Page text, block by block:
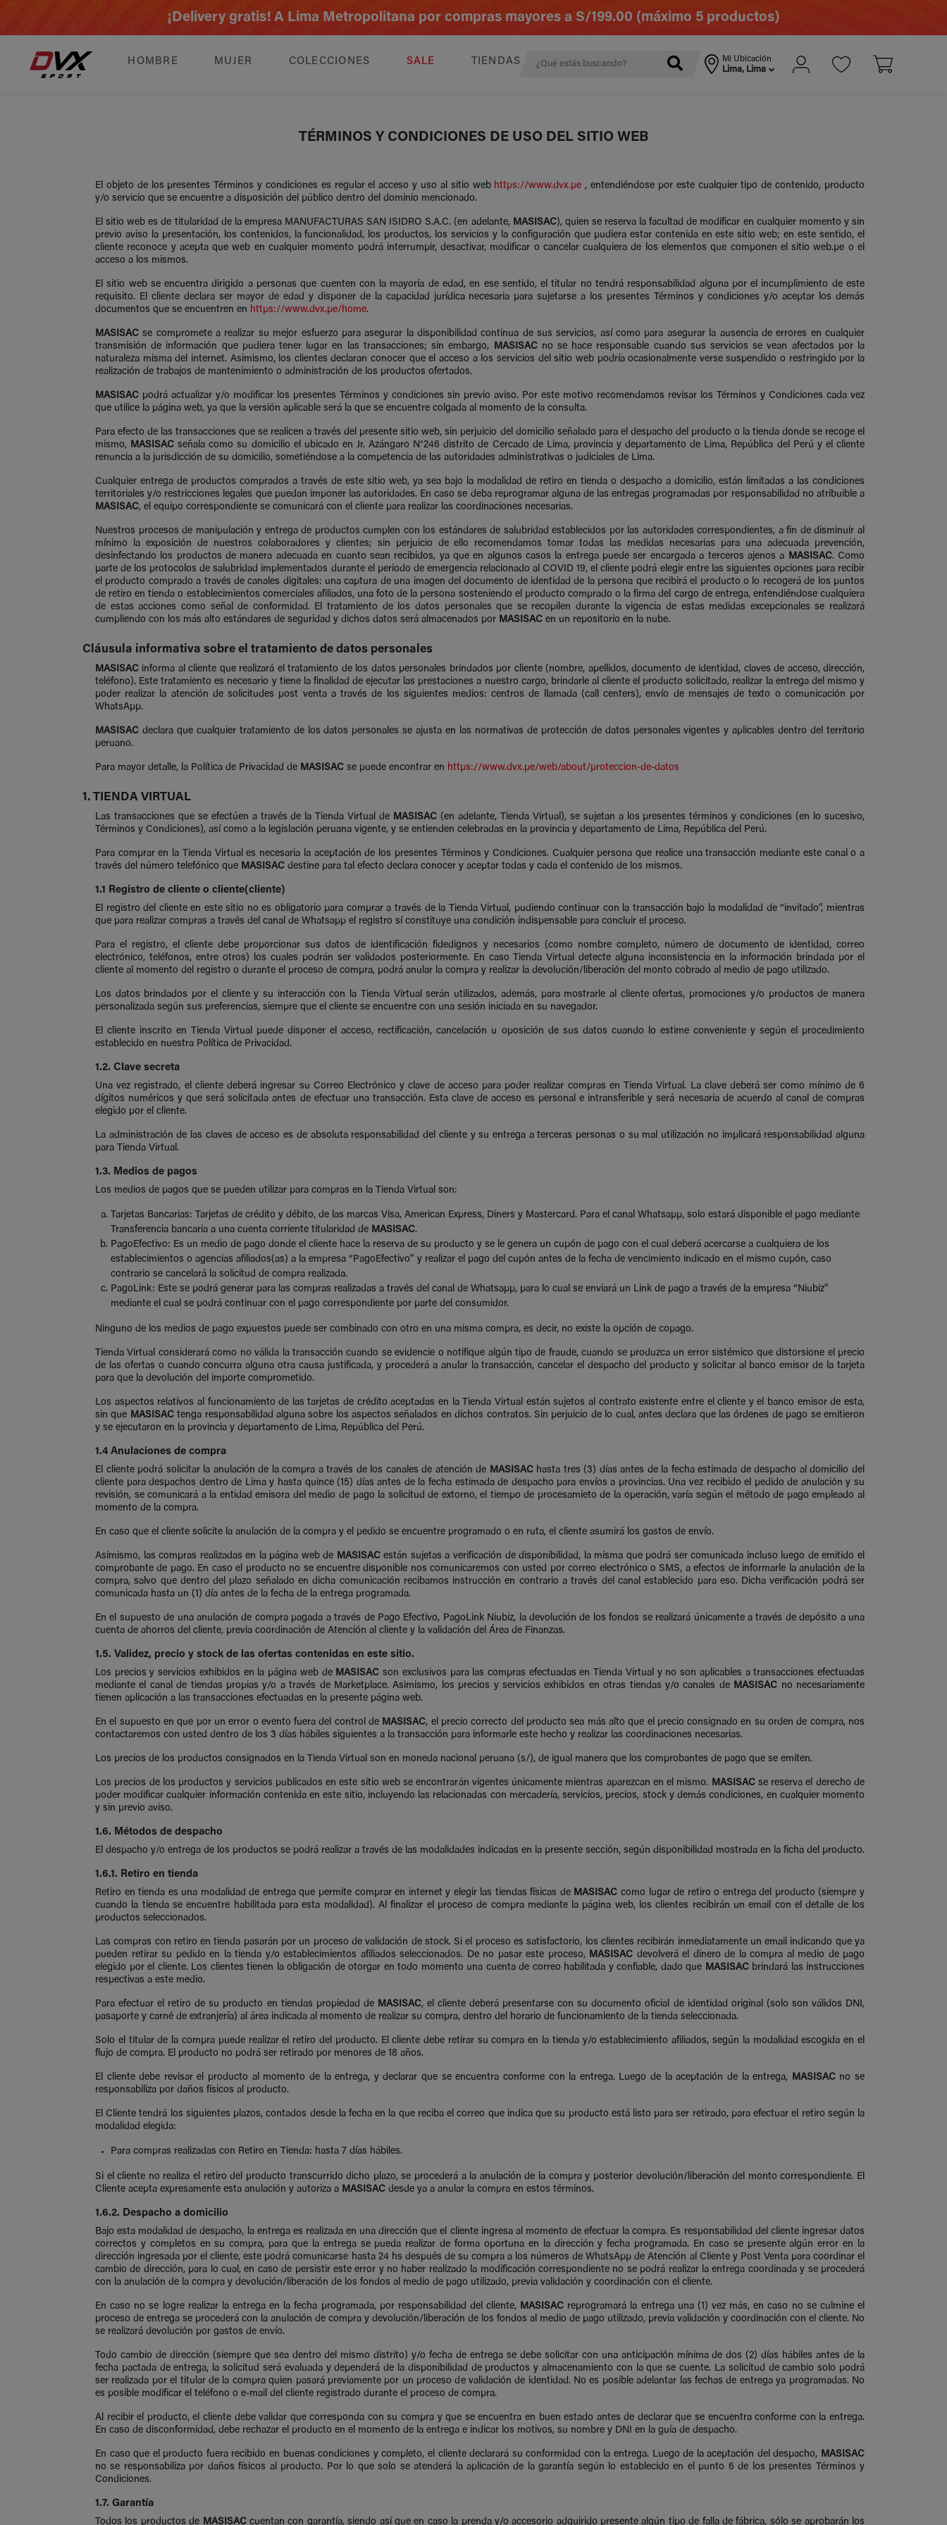
¡Delivery gratis! A Lima Metropolitana por compras mayores a S/199.00 (máximo 5 productos)
HOMBRE MUJER COLECCIONES SALE TIENDAS Mi Ubicación
Lima, Lima
TÉRMINOS Y CONDICIONES DE USO DEL SITIO WEB
El objeto de los presentes Términos y condiciones es regular el acceso y uso al sitio web https://www.dvx.pe , entendiéndose por este cualquier tipo de contenido, producto
y/o servicio que se encuentre a disposición del público dentro del dominio mencionado.
El sitio web es de titularidad de la empresa MANUFACTURAS SAN ISIDRO S.A.C. (en adelante, MASISAC), quien se reserva la facultad de modificar en cualquier momento y sin
previo aviso la presentación, los contenidos, la funcionalidad, los productos, los servicios y la configuración que pudiera estar contenida en este sitio web; en este sentido, el
cliente reconoce y acepta que web en cualquier momento podrá interrumpir, desactivar, modificar o cancelar cualquiera de los elementos que componen el sitio web.pe o el
acceso a los mismos.
El sitio web se encuentra dirigido a personas que cuenten con la mayoría de edad, en ese sentido, el titular no tendrá responsabilidad alguna por el incumplimiento de este
requisito. El cliente declara ser mayor de edad y disponer de la capacidad jurídica necesaria para sujetarse a los presentes Términos y condiciones y/o aceptar los demás
documentos que se encuentren en https://www.dvx.pe/home.
MASISAC se compromete a realizar su mejor esfuerzo para asegurar la disponibilidad continua de sus servicios, así como para asegurar la ausencia de errores en cualquier
transmisión de información que pudiera tener lugar en las transacciones; sin embargo, MASISACno se hace responsable cuando sus servicios se vean afectados por la
naturaleza misma del internet. Asimismo, los clientes declaran conocer que el acceso a los servicios del sitio web podría ocasionalmente verse suspendido o restringido por la
realización de trabajos de mantenimiento o administración de los productos ofertados.
MASISAC podrá actualizar y/o modificar los presentes Términos y condiciones sin previo aviso. Por este motivo recomendamos revisar los Términos y Condiciones cada vez
que utilice la página web, ya que la versión aplicable será la que se encuentre colgada al momento de la consulta.
Para efecto de las transacciones que se realicen a través del presente sitio web, sin perjuicio del domicilio señalado para el despacho del producto o la tienda donde se recoge el
mismo, MASISAC señala como su domicilio el ubicado en Jr. Azángaro N°246 distrito de Cercado de Lima, provincia y departamento de Lima, República del Perú y el cliente
renuncia a la jurisdicción de su domicilio, sometiéndose a la competencia de las autoridades administrativas o judiciales de Lima.
Cualquier entrega de productos comprados a través de este sitio web, ya sea bajo la modalidad de retiro en tienda o despacho a domicilio, están limitadas a las condiciones
territoriales y/o restricciones legales que puedan imponer las autoridades. En caso se deba reprogramar alguna de las entregas programadas por responsabilidad no atribuible a
MASISAC, el equipo correspondiente se comunicará con el cliente para realizar las coordinaciones necesarias.
Nuestros procesos de manipulación y entrega de productos cumplen con los estándares de salubridad establecidos por las autoridades correspondientes, a fin de disminuir al
mínimo la exposición de nuestros colaboradores y clientes; sin perjuicio de ello recomendamos tomar todas las medidas necesarias para una adecuada prevención,
desinfectando los productos de manera adecuada en cuanto sean recibidos, ya que en algunos casos la entrega puede ser encargada a terceros ajenos a MASISAC. Como
parte de los protocolos de salubridad implementados durante el periodo de emergencia relacionado al COVID 19, el cliente podrá elegir entre las siguientes opciones para recibir
el producto comprado a través de canales digitales: una captura de una imagen del documento de identidad de la persona que recibirá el producto o lo recogerá de los puntos
de retiro en tienda o establecimientos comerciales afiliados, una foto de la persona sosteniendo el producto comprado o la firma del cargo de entrega, entendiéndose cualquiera
de estas acciones como señal de conformidad. El tratamiento de los datos personales que se recopilen durante la vigencia de estas medidas excepcionales se realizará
cumpliendo con los más alto estándares de seguridad y dichos datos será almacenados por MASISAC en un repositorio en la nube.
Cláusula informativa sobre el tratamiento de datos personales
MASISAC informa al cliente que realizará el tratamiento de los datos personales brindados por cliente (nombre, apellidos, documento de identidad, claves de acceso, dirección,
teléfono). Este tratamiento es necesario y tiene la finalidad de ejecutar las prestaciones a nuestro cargo, brindarle al cliente el producto solicitado, realizar la entrega del mismo y
poder realizar la atención de solicitudes post venta a través de los siguientes medios: centros de llamada (call centers), envío de mensajes de texto o comunicación por
WhatsApp.
MASISAC declara que cualquier tratamiento de los datos personales se ajusta en las normativas de protección de datos personales vigentes y aplicables dentro del territorio
peruano.
Para mayor detalle, la Política de Privacidad de MASISAC se puede encontrar en https://www.dvx.pe/web/about/proteccion-de-datos
1. TIENDA VIRTUAL
Las transacciones que se efectúen a través de la Tienda Virtual de MASISAC (en adelante, Tienda Virtual), se sujetan a los presentes términos y condiciones (en lo sucesivo,
Términos y Condiciones), así como a la legislación peruana vigente, y se entienden celebradas en la provincia y departamento de Lima, República del Perú.
Para comprar en la Tienda Virtual es necesaria la aceptación de los presentes Términos y Condiciones. Cualquier persona que realice una transacción mediante este canal o a
través del número telefónico que MASISAC destine para tal efecto declara conocer y aceptar todas y cada el contenido de los mismos.
1.1 Registro de cliente o cliente(cliente)
El registro del cliente en este sitio no es obligatorio para comprar a través de la Tienda Virtual, pudiendo continuar con la transacción bajo la modalidad de “invitado”, mientras
que para realizar compras a través del canal de Whatsapp el registro sí constituye una condición indispensable para concluir el proceso.
Para el registro, el cliente debe proporcionar sus datos de identificación fidedignos y necesarios (como nombre completo, número de documento de identidad, correo
electrónico, teléfonos, entre otros) los cuales podrán ser validados posteriormente. En caso Tienda Virtual detecte alguna inconsistencia en la información brindada por el
cliente al momento del registro o durante el proceso de compra, podrá anular la compra y realizar la devolución/liberación del monto cobrado al medio de pago utilizado.
Los datos brindados por el cliente y su interacción con la Tienda Virtual serán utilizados, además, para mostrarle al cliente ofertas, promociones y/o productos de manera
personalizada según sus preferencias, siempre que el cliente se encuentre con una sesión iniciada en su navegador.
El cliente inscrito en Tienda Virtual puede disponer el acceso, rectificación, cancelación u oposición de sus datos cuando lo estime conveniente y según el procedimiento
establecido en nuestra Política de Privacidad.
1.2. Clave secreta
Una vez registrado, el cliente deberá ingresar su Correo Electrónico y clave de acceso para poder realizar compras en Tienda Virtual. La clave deberá ser como mínimo de 6
dígitos numéricos y que será solicitada antes de efectuar una transacción. Esta clave de acceso es personal e intransferible y será necesaria de acuerdo al canal de compras
elegido por el cliente.
La administración de las claves de acceso es de absoluta responsabilidad del cliente y su entrega a terceras personas o su mal utilización no implicará responsabilidad alguna
para Tienda Virtual.
1.3. Medios de pagos
Los medios de pagos que se pueden utilizar para compras en la Tienda Virtual son:
Tarjetas Bancarias: Tarjetas de crédito y débito, de las marcas Visa, American Express, Diners y Mastercard. Para el canal Whatsapp, solo estará disponible el pago mediante
Transferencia bancaria a una cuenta corriente titularidad de MASISAC.
PagoEfectivo: Es un medio de pago donde el cliente hace la reserva de su producto y se le genera un cupón de pago con el cual deberá acercarse a cualquiera de los
establecimientos o agencias afiliados(as) a la empresa “PagoEfectivo” y realizar el pago del cupón antes de la fecha de vencimiento indicado en el mismo cupón, caso
contrario se cancelará la solicitud de compra realizada.
PagoLink: Este se podrá generar para las compras realizadas a través del canal de Whatsapp, para lo cual se enviará un Link de pago a través de la empresa “Niubiz”
mediante el cual se podrá continuar con el pago correspondiente por parte del consumidor.
Ninguno de los medios de pago expuestos puede ser combinado con otro en una misma compra, es decir, no existe la opción de copago.
Tienda Virtual considerará como no válida la transacción cuando se evidencie o notifique algún tipo de fraude, cuando se produzca un error sistémico que distorsione el precio
de las ofertas o cuando concurra alguna otra causa justificada, y procederá a anular la transacción, cancelar el despacho del producto y solicitar al banco emisor de la tarjeta
para que la devolución del importe comprometido.
Los aspectos relativos al funcionamiento de las tarjetas de crédito aceptadas en la Tienda Virtual están sujetos al contrato existente entre el cliente y el banco emisor de esta,
sin que MASISACtenga responsabilidad alguna sobre los aspectos señalados en dichos contratos. Sin perjuicio de lo cual, antes declara que las órdenes de pago se emitieron
y se ejecutaron en la provincia y departamento de Lima, República del Perú.
1.4 Anulaciones de compra
El cliente podrá solicitar la anulación de la compra a través de los canales de atención de MASISAChasta tres (3) días antes de la fecha estimada de despacho al domicilio del
cliente para despachos dentro de Lima y hasta quince (15) días antes de la fecha estimada de despacho para envíos a provincias. Una vez recibido el pedido de anulación y su
revisión, se comunicará a la entidad emisora del medio de pago la solicitud de extorno, el tiempo de procesamieto de la operación, varía según el método de pago empleado al
momento de la compra.
En caso que el cliente solicite la anulación de la compra y el pedido se encuentre programado o en ruta, el cliente asumirá los gastos de envío.
Asimismo, las compras realizadas en la página web de MASISACestán sujetas a verificación de disponibilidad, la misma que podrá ser comunicada incluso luego de emitido el
comprobante de pago. En caso el producto no se encuentre disponible nos comunicaremos con usted por correo electrónico o SMS, a efectos de informarle la anulación de la
compra, salvo que dentro del plazo señalado en dicha comunicación recibamos instrucción en contrario a través del canal establecido para eso. Dicha verificación podrá ser
comunicada hasta un (1) día antes de la fecha de la entrega programada.
En el supuesto de una anulación de compra pagada a través de Pago Efectivo, PagoLink Niubiz, la devolución de los fondos se realizará únicamente a través de depósito a una
cuenta de ahorros del cliente, previa coordinación de Atención al cliente y la validación del Área de Finanzas.
1.5. Validez, precio y stock de las ofertas contenidas en este sitio.
Los precios y servicios exhibidos en la página web de MASISAC son exclusivos para las compras efectuadas en Tienda Virtual y no son aplicables a transacciones efectuadas
mediante el canal de tiendas propias y/o a través de Marketplace. Asimismo, los precios y servicios exhibidos en otras tiendas y/o canales de MASISAC no necesariamente
tienen aplicación a las transacciones efectuadas en la presente página web.
En el supuesto en que por un error o evento fuera del control de MASISAC, el precio correcto del producto sea más alto que el precio consignado en su orden de compra, nos
contactaremos con usted dentro de los 3 días hábiles siguientes a la transacción para informarle este hecho y realizar las coordinaciones necesarias.
Los precios de los productos consignados en la Tienda Virtual son en moneda nacional peruana (s/), de igual manera que los comprobantes de pago que se emiten.
Los precios de los productos y servicios publicados en este sitio web se encontrarán vigentes únicamente mientras aparezcan en el mismo. MASISACse reserva el derecho de
poder modificar cualquier información contenida en este sitio, incluyendo las relacionadas con mercadería, servicios, precios, stock y demás condiciones, en cualquier momento
y sin previo aviso.
1.6. Métodos de despacho
El despacho y/o entrega de los productos se podrá realizar a través de las modalidades indicadas en la presente sección, según disponibilidad mostrada en la ficha del producto.
1.6.1. Retiro en tienda
Retiro en tienda es una modalidad de entrega que permite comprar en internet y elegir las tiendas físicas de MASISAC como lugar de retiro o entrega del producto (siempre y
cuando la tienda se encuentre habilitada para esta modalidad). Al finalizar el proceso de compra mediante la página web, los clientes recibirán un email con el detalle de los
productos seleccionados.
Las compras con retiro en tienda pasarán por un proceso de validación de stock. Si el proceso es satisfactorio, los clientes recibirán inmediatamente un email indicando que ya
pueden retirar su pedido en la tienda y/o establecimientos afiliados seleccionados. De no pasar este proceso, MASISAC devolverá el dinero de la compra al medio de pago
elegido por el cliente. Los clientes tienen la obligación de otorgar en todo momento una cuenta de correo habilitada y confiable, dado que MASISACbrindará las instrucciones
respectivas a este medio.
Para efectuar el retiro de su producto en tiendas propiedad de MASISAC, el cliente deberá presentarse con su documento oficial de identidad original (solo son válidos DNI,
pasaporte y carné de extranjería) al área indicada al momento de realizar su compra, dentro del horario de funcionamiento de la tienda seleccionada.
Solo el titular de la compra puede realizar el retiro del producto. El cliente debe retirar su compra en la tienda y/o establecimiento afiliados, según la modalidad escogida en el
flujo de compra. El producto no podrá ser retirado por menores de 18 años.
El cliente debe revisar el producto al momento de la entrega, y declarar que se encuentra conforme con la entrega. Luego de la aceptación de la entrega, MASISACno se
responsabiliza por daños físicos al producto.
El Cliente tendrá los siguientes plazos, contados desde la fecha en la que reciba el correo que indica que su producto está listo para ser retirado, para efectuar el retiro según la
modalidad elegida:
Para compras realizadas con Retiro en Tienda: hasta 7 días hábiles.
Si el cliente no realiza el retiro del producto transcurrido dicho plazo, se procederá a la anulación de la compra y posterior devolución/liberación del monto correspondiente. El
Cliente acepta expresamente esta anulación y autoriza a MASISAC desde ya a anular la compra en estos términos.
1.6.2. Despacho a domicilio
Bajo esta modalidad de despacho, la entrega es realizada en una dirección que el cliente ingresa al momento de efectuar la compra. Es responsabilidad del cliente ingresar datos
correctos y completos en su compra, para que la entrega se pueda realizar de forma oportuna en la dirección y fecha programada. En caso se presente algún error en la
dirección ingresada por el cliente, este podrá comunicarse hasta 24 hs después de su compra a los números de WhatsApp de Atención al Cliente y Post Venta para coordinar el
cambio de dirección, para lo cual, en caso de persistir este error y no haber realizado la modificación correspondiente no se podrá realizar la entrega coordinada y se procederá
con la anulación de la compra y devolución/liberación de los fondos al medio de pago utilizado, previa validación y coordinación con el cliente.
En caso no se logre realizar la entrega en la fecha programada, por responsabilidad del cliente, MASISAC reprogramará la entrega una (1) vez más, en caso no se culmine el
proceso de entrega se procederá con la anulación de compra y devolución/liberación de los fondos al medio de pago utilizado, previa validación y coordinación con el cliente. No
se realizará devolución por gastos de envío.
Todo cambio de dirección (siempre que sea dentro del mismo distrito) y/o fecha de entrega se debe solicitar con una anticipación mínima de dos (2) días hábiles antes de la
fecha pactada de entrega, la solicitud será evaluada y dependerá de la disponibilidad de productos y almacenamiento con la que se cuente. La solicitud de cambio solo podrá
ser realizada por el titular de la compra quien pasará previamente por un proceso de validación de identidad. No es posible adelantar las fechas de entrega ya programadas. No
es posible modificar el teléfono o e-mail del cliente registrado durante el proceso de compra.
Al recibir el producto, el cliente debe validar que corresponda con su compra y que se encuentra en buen estado antes de declarar que se encuentra conforme con la entrega.
En caso de disconformidad, debe rechazar el producto en el momento de la entrega e indicar los motivos, su nombre y DNI en la guía de despacho.
En caso que el producto fuera recibido en buenas condiciones y completo, el cliente declarará su conformidad con la entrega. Luego de la aceptación del despacho, MASISAC
no se responsabiliza por daños físicos al producto. Por lo que solo se atenderá la aplicación de la garantía según lo establecido en el punto 6 de los presentes Términos y
Condiciones.
1.7. Garantía
Todos los productos de MASISACcuentan con garantía, siendo así que en caso la prenda y/o accesorio adquirido presente algún tipo de falla de fábrica, sólo se aprobarán los